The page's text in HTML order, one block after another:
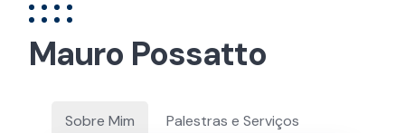
Mauro Possatto
Sobre Mim Palestras e Serviços